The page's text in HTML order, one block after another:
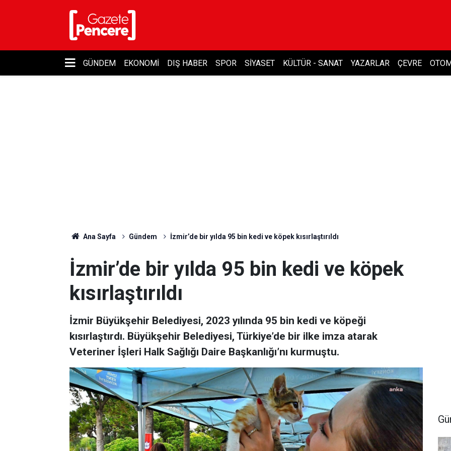
GÜNDEM EKONOMI DIŞ HABER SPOR SIYASET KÜLTÜR - SANAT YAZARLAR ÇEVRE
Ana Sayfa Gündem İzmir’de bir yılda 95 bin kedi ve köpek kısırlaştırıldı
İzmir’de bir yılda 95 bin kedi ve köpek
kısırlaştırıldı
İzmir Büyükşehir Belediyesi, 2023 yılında 95 bin kedi ve köpeği
kısırlaştırdı. Büyükşehir Belediyesi, Türkiye’de bir ilke imza atarak
Veteriner İşleri Halk Sağlığı Daire Başkanlığı’nı kurmuştu.